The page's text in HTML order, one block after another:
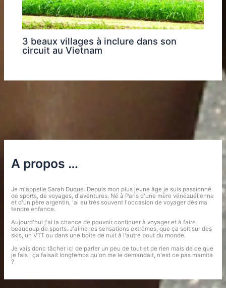
3 beaux villages à inclure dans son
circuit au Vietnam
A propos …
Je m'appelle Sarah Duque. Depuis mon plus jeune âge je suis passionné
de sports, de voyages, d'aventures. Né à Paris d'une mère vénézuélienne
et d'un père argentin, 'ai eu très souvent l'occasion de voyager dès ma
tendre enfance.
Aujourd'hui j'ai la chance de pouvoir continuer à voyager et à faire
beaucoup de sports. J'aime les sensations extrêmes, que ça soit sur des
skis, un VTT ou dans une boite de nuit à l'autre bout du monde.
Je vais donc tâcher ici de parler un peu de tout et de rien mais de ce que
je fais ; ça faisait longtemps qu'on me le demandait, n'est ce pas mamita
?